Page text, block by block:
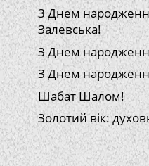
З Днем
Залевська!
З Днем
З Днем
Шабат Шалом!
Золотий вік: